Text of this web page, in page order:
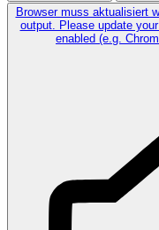
Browser muss aktualisiert
output. Please update
enabled (e.g.